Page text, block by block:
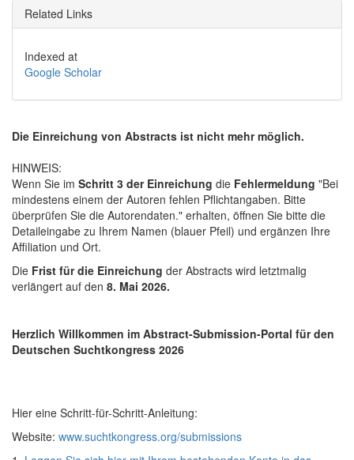
Related Links
Indexed at
Google Scholar
Die Einreichung von Abstracts ist nicht mehr möglich.
HINWEIS:
Wenn Sie im Schritt 3 der Einreichung die Fehlermeldung "Bei
mindestens einem der Autoren fehlen Pflichtangaben. Bitte
überprüfen Sie die Autorendaten." erhalten, öffnen Sie bitte die
Detaileingabe zu Ihrem Namen (blauer Pfeil) und ergänzen Ihre
Affiliation und Ort.
Die Frist für die Einreichung der Abstracts wird letztmalig
verlängert auf den 8. Mai 2026.
Herzlich Willkommen im Abstract-Submission-Portal für den
Deutschen Suchtkongress 2026
Hier eine Schritt-für-Schritt-Anleitung:
Website: www.suchtkongress.org/submissions